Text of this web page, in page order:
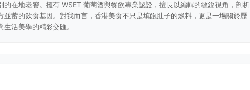
的在地老饕。擁有 WSET 葡萄酒與餐飲專業認證，擅長以編輯的敏銳視角，剖析
並蓄的飲食基因。對我而言，香港美食不只是填飽肚子的燃料，更是一場關於歷
生活美學的精彩交匯。